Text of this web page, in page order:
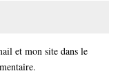
et mon site dans le